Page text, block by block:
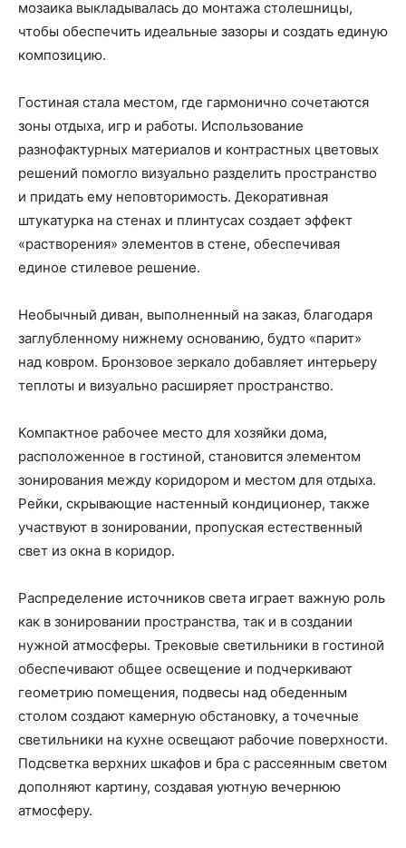
мозаика выкладывалась до монтажа столешницы,
чтобы обеспечить идеальные зазоры и создать единую
композицию.
Гостиная стала местом, где гармонично сочетаются
зоны отдыха, игр и работы. Использование
разнофактурных материалов и контрастных цветовых
решений помогло визуально разделить пространство
и придать ему неповторимость. Декоративная
штукатурка на стенах и плинтусах создает эффект
«растворения» элементов в стене, обеспечивая
единое стилевое решение.
Необычный диван, выполненный на заказ, благодаря
заглубленному нижнему основанию, будто «парит»
над ковром. Бронзовое зеркало добавляет интерьеру
теплоты и визуально расширяет пространство.
Компактное рабочее место для хозяйки дома,
расположенное в гостиной, становится элементом
зонирования между коридором и местом для отдыха.
Рейки, скрывающие настенный кондиционер, также
участвуют в зонировании, пропуская естественный
свет из окна в коридор.
Распределение источников света играет важную роль
как в зонировании пространства, так и в создании
нужной атмосферы. Трековые светильники в гостиной
обеспечивают общее освещение и подчеркивают
геометрию помещения, подвесы над обеденным
столом создают камерную обстановку, а точечные
светильники на кухне освещают рабочие поверхности.
Подсветка верхних шкафов и бра с рассеянным светом
дополняют картину, создавая уютную вечернюю
атмосферу.